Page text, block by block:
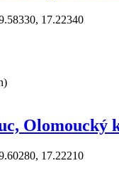
17.22340
Olomoucký
17.22210